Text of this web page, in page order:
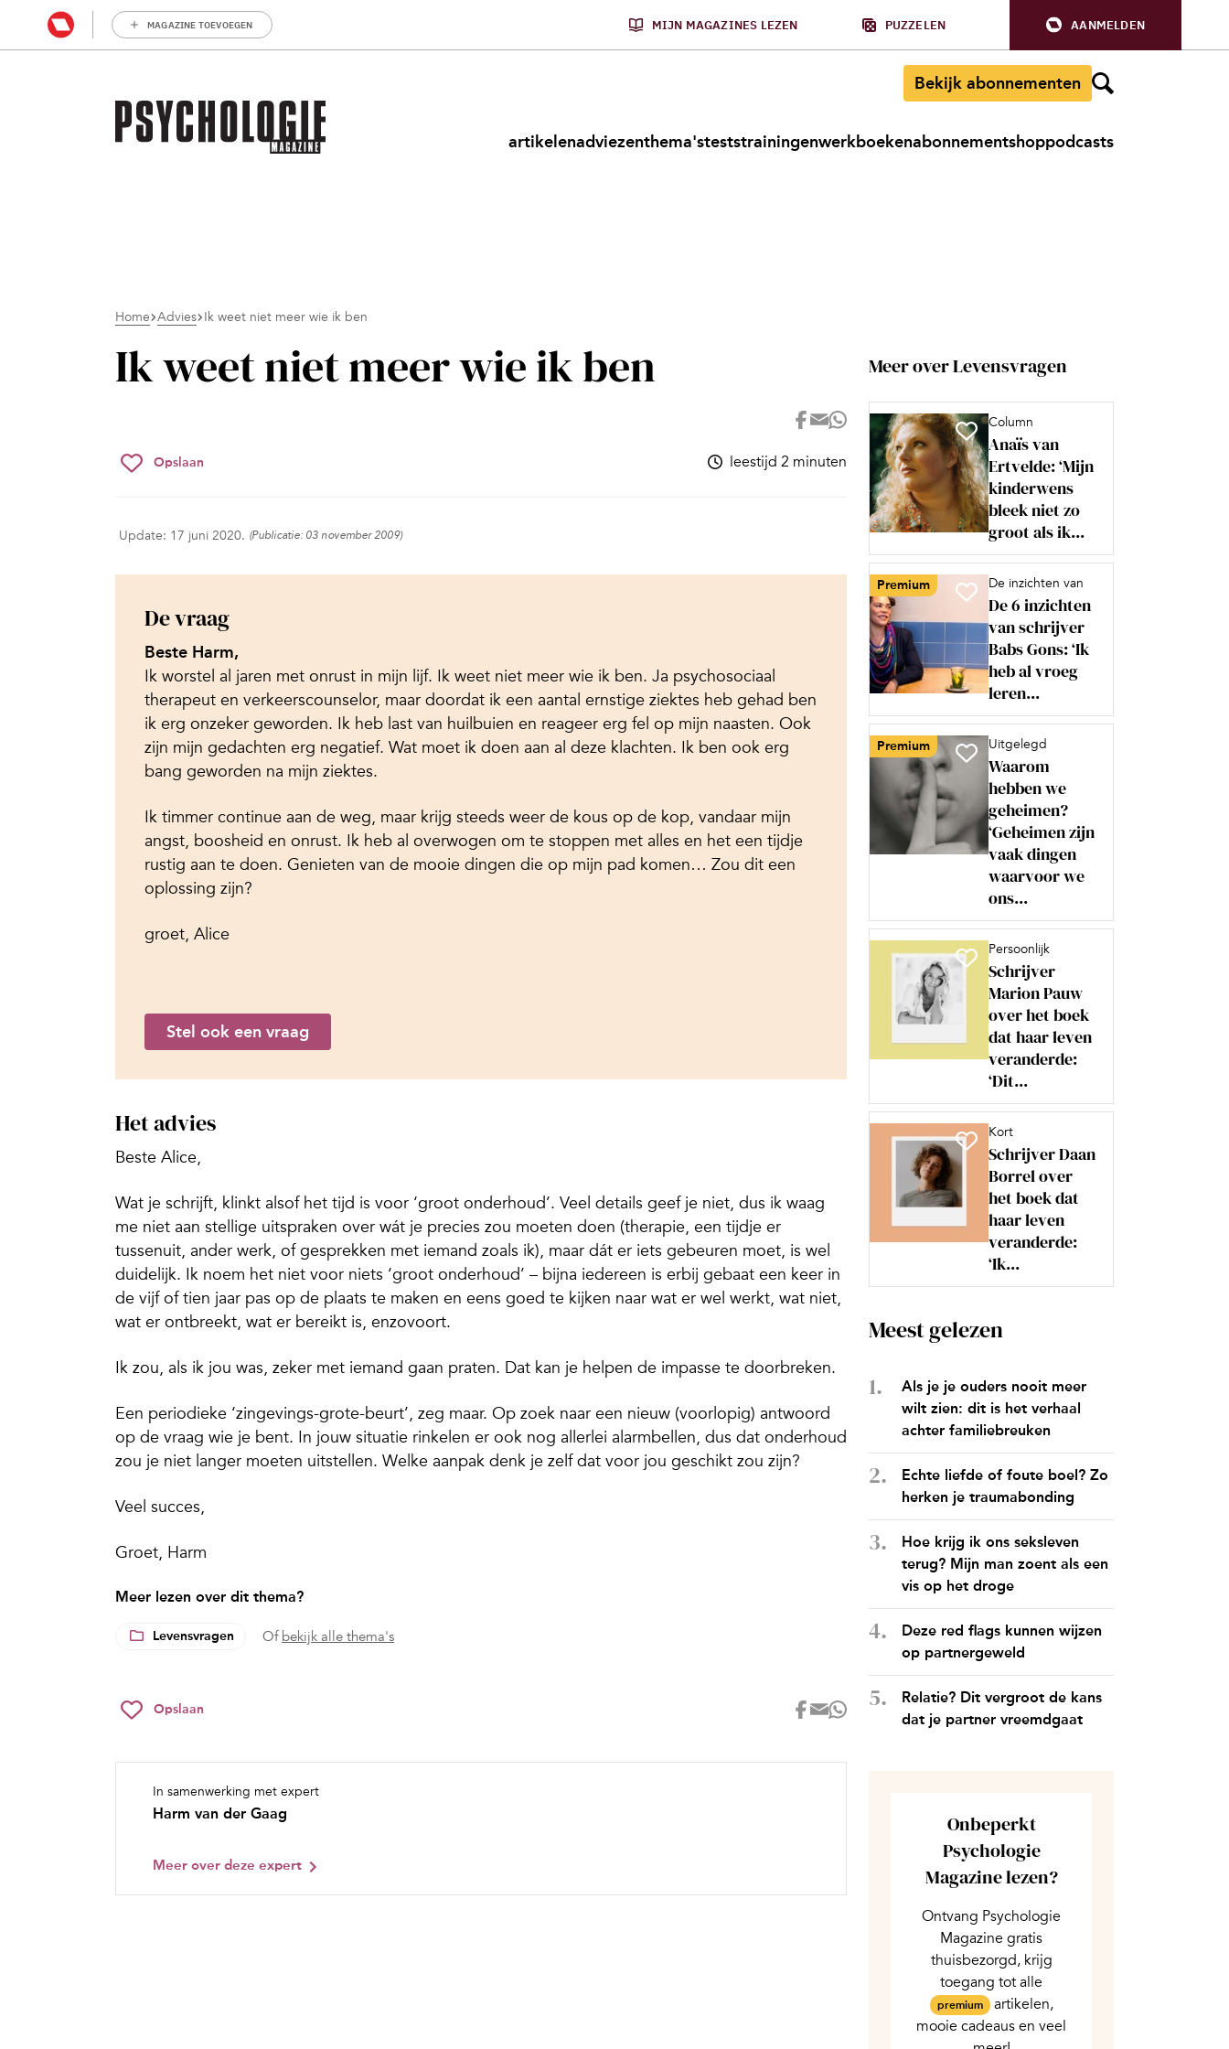
MAGAZINE TOEVOEGEN MIJN MAGAZINES LEZEN PUZZELEN AANMELDEN
Bekijk abonnementen
artikelenadviezenthema'steststrainingenwerkboekenabonnementshoppodcasts
Home Advies Ik weet niet meer wie ik ben
Ik weet niet meer wie ik ben
Opslaan leestijd 2 minuten
Update: 17 juni 2020. (Publicatie: 03 november 2009)
De vraag
Beste Harm,
Ik worstel al jaren met onrust in mijn lijf. Ik weet niet meer wie ik ben. Ja psychosociaal
therapeut en verkeerscounselor, maar doordat ik een aantal ernstige ziektes heb gehad ben
ik erg onzeker geworden. Ik heb last van huilbuien en reageer erg fel op mijn naasten. Ook
zijn mijn gedachten erg negatief. Wat moet ik doen aan al deze klachten. Ik ben ook erg
bang geworden na mijn ziektes.
Ik timmer continue aan de weg, maar krijg steeds weer de kous op de kop, vandaar mijn
angst, boosheid en onrust. Ik heb al overwogen om te stoppen met alles en het een tijdje
rustig aan te doen. Genieten van de mooie dingen die op mijn pad komen… Zou dit een
oplossing zijn?
groet, Alice
Stel ook een vraag
Het advies
Beste Alice,
Wat je schrijft, klinkt alsof het tijd is voor ‘groot onderhoud’. Veel details geef je niet, dus ik waag
me niet aan stellige uitspraken over wát je precies zou moeten doen (therapie, een tijdje er
tussenuit, ander werk, of gesprekken met iemand zoals ik), maar dát er iets gebeuren moet, is wel
duidelijk. Ik noem het niet voor niets ‘groot onderhoud’ – bijna iedereen is erbij gebaat een keer in
de vijf of tien jaar pas op de plaats te maken en eens goed te kijken naar wat er wel werkt, wat niet,
wat er ontbreekt, wat er bereikt is, enzovoort.
Ik zou, als ik jou was, zeker met iemand gaan praten. Dat kan je helpen de impasse te doorbreken.
Een periodieke ‘zingevings-grote-beurt’, zeg maar. Op zoek naar een nieuw (voorlopig) antwoord
op de vraag wie je bent. In jouw situatie rinkelen er ook nog allerlei alarmbellen, dus dat onderhoud
zou je niet langer moeten uitstellen. Welke aanpak denk je zelf dat voor jou geschikt zou zijn?
Veel succes,
Groet, Harm
Meer lezen over dit thema?
Levensvragen Of bekijk alle thema's
Opslaan
In samenwerking met expert
Harm van der Gaag
Meer over deze expert
Meer over Levensvragen
Column
Anaïs van
Ertvelde: ‘Mijn
kinderwens
bleek niet zo
groot als ik...
Premium De inzichten van
De 6 inzichten
van schrijver
Babs Gons: ‘Ik
heb al vroeg
leren...
Premium Uitgelegd
Waarom
hebben we
geheimen?
‘Geheimen zijn
vaak dingen
waarvoor we
ons...
Persoonlijk
Schrijver
Marion Pauw
over het boek
dat haar leven
veranderde:
‘Dit...
Kort
Schrijver Daan
Borrel over
het boek dat
haar leven
veranderde:
‘Ik...
Meest gelezen
Als je je ouders nooit meer
wilt zien: dit is het verhaal
achter familiebreuken
Echte liefde of foute boel? Zo
herken je traumabonding
Hoe krijg ik ons seksleven
terug? Mijn man zoent als een
vis op het droge
Deze red flags kunnen wijzen
op partnergeweld
Relatie? Dit vergroot de kans
dat je partner vreemdgaat
Onbeperkt
Psychologie
Magazine lezen?
Ontvang Psychologie
Magazine gratis
thuisbezorgd, krijg
toegang tot alle
premium artikelen,
mooie cadeaus en veel